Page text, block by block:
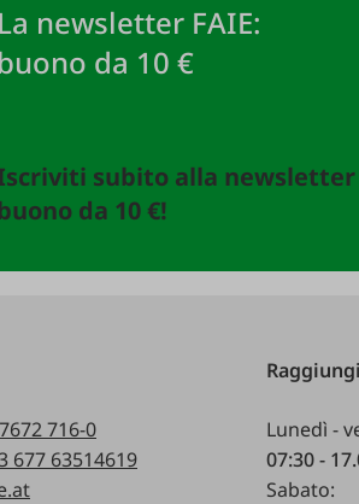
La newsletter FAIE:
buono da 10 €
subito alla newsletter
da 10 €!
716-0
677 63514619
Lunedì -
07:30 -
Sabato: